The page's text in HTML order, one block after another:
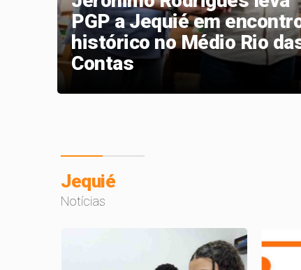
PGP a Jequié em
histórico no Médio Rio
Contas
Jequié
Notícias